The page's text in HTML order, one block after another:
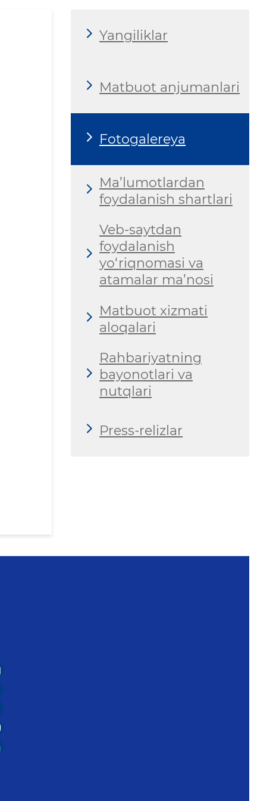
Yangiliklar
Matbuot anjumanlari
Fotogalereya
Ma’lumotlardan
foydalanish shartlari
Veb-saytdan
foydalanish
yo‘riqnomasi va
atamalar ma’nosi
Matbuot xizmati
aloqalari
Rahbariyatning
bayonotlari va
nutqlari
Press-relizlar